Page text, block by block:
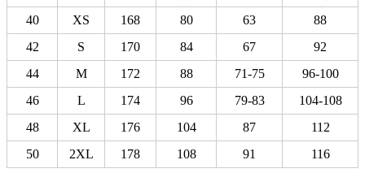
40
XS 168 80 63
88
42
S 170 84 67
92
44
M 172 88 71-75
96-100
46
L 174 96 79-83
104-108
48
XL 176 104 87
112
50
2XL 178 108 91 116